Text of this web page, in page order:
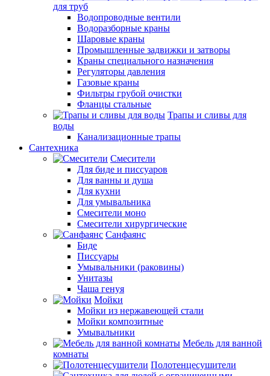
для труб
Водопроводные вентили
Водоразборные краны
Шаровые краны
Промышленные задвижки и затворы
Краны специального назначения
Регуляторы давления
Газовые краны
Фильтры грубой очистки
Фланцы стальные
Трапы и сливы для
воды
Канализационные трапы
Сантехника
Смесители
Для биде и писсуаров
Для ванны и душа
Для кухни
Для умывальника
Смесители моно
Смесители хирургические
Санфаянс
Биде
Писсуары
Умывальники (раковины)
Унитазы
Чаша генуя
Мойки
Мойки из нержавеющей стали
Мойки композитные
Умывальники
Мебель для ванной
комнаты
Полотенцесушители